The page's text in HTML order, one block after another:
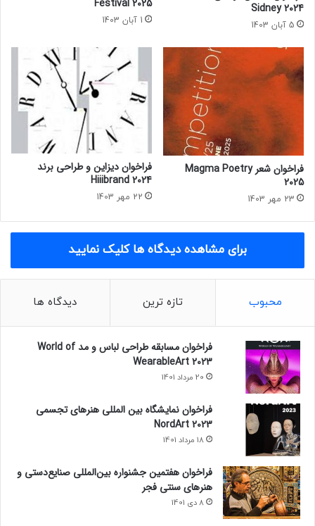
i
z
r
e
e
t
C
f
u
l
Sidney 2024
5 آبان 1403
Festival 2025
1 آبان 1403
فراخوان شعر Magma Poetry
2025
23 مهر 1403
فراخوان دیزاین و طراحی برند
Hiiibrand 2024
22 مهر 1403
برای مشاهده دیدگاه ها کلیک نمایید
محبوب تازه ترین دیدگاه ها
فراخوان مسابقه طراحی لباس و مد World of
WearableArt 2023
20 مرداد 1401
فراخوان نمایشگاه بین المللی هنرهای تجسمی
NordArt 2023
18 مرداد 1401
فراخوان هفتمین جشنواره بین‌المللی صنایع‌دستی و
هنرهای سنتی فجر
8 دی 1401